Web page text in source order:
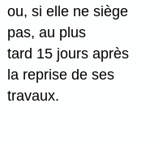
ou, si elle ne siège
pas, au plus
tard 15 jours après
la reprise de ses
travaux.